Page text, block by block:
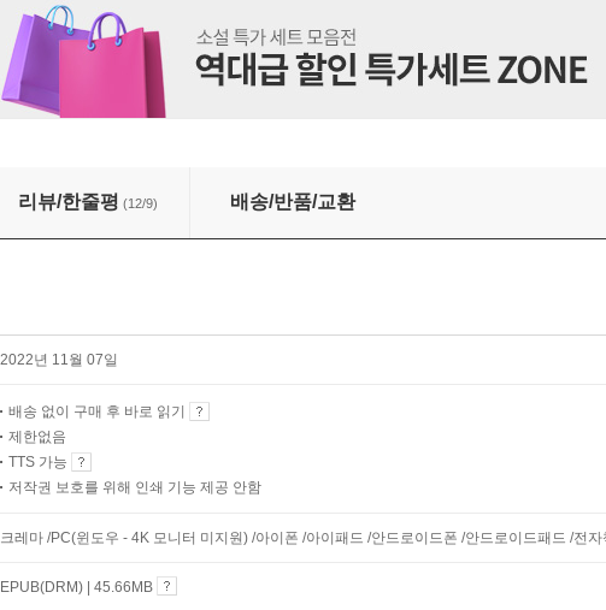
리뷰/한줄평 (12/9) 배송/반품/교환
2022년 11월 07일
배송 없이 구매 후 바로 읽기
제한없음
TTS 가능
저작권 보호를 위해 인쇄 기능 제공 안함
크레마 /PC(윈도우 - 4K 모니터 미지원) /아이폰 /아이패드 /안드로이드폰 /안드로이드패드 /전
EPUB(DRM) | 45.66MB